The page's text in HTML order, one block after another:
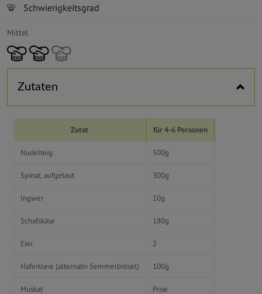
Schwierigkeitsgrad
Mittel
Zutaten
Zutat für 4-6 Personen
Nudelteig 500g
Spinat, aufgetaut 300g
Ingwer 10g
Schafskäse 180g
Eier 2
Haferkleie (alternativ Semmelbrösel) 100g
Muskat Prise